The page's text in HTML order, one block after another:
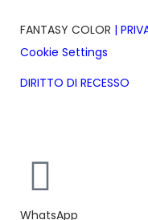
FANTASY COLOR |
Cookie Settings
DIRITTO DI RECESSO
WhatsApp